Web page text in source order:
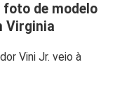
foto de modelo
Virginia
Vini Jr. veio à